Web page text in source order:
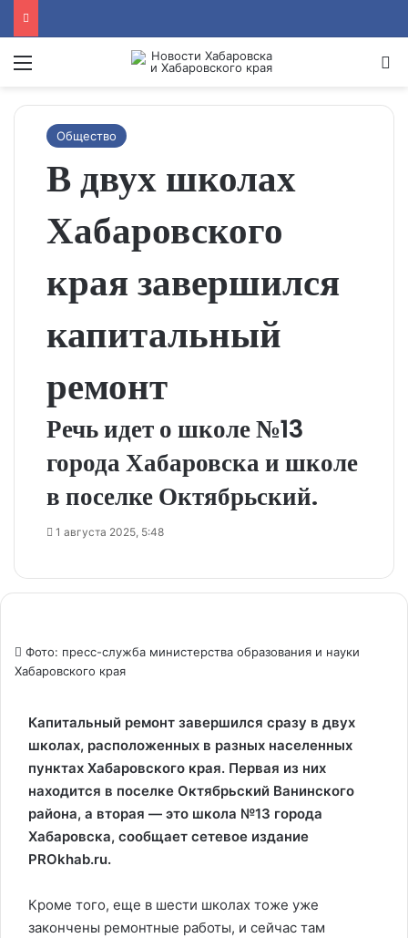
Menu
Общество
В двух школах
Хабаровского
края завершился
капитальный
ремонт
Речь идет о школе №13
города Хабаровска и школе
в поселке Октябрьский.
1 августа 2025, 5:48
Фото: пресс-служба министерства образования и науки
Хабаровского края
Капитальный ремонт завершился сразу в двух
школах, расположенных в разных населенных
пунктах Хабаровского края. Первая из них
находится в поселке Октябрьский Ванинского
района, а вторая — это школа №13 города
Хабаровска, сообщает сетевое издание
PROkhab.ru.
Кроме того, еще в шести школах тоже уже
закончены ремонтные работы, и сейчас там